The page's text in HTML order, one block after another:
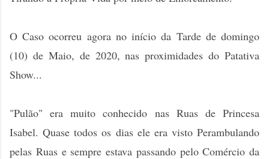
O Caso ocorreu agora no início da Tarde de domingo
(10) de Maio, de 2020, nas proximidades do Patativa
Show...
"Pulão" era muito conhecido nas Ruas de Princesa
Isabel. Quase todos os dias ele era visto Perambulando
pelas Ruas e sempre estava passando pelo Comércio da